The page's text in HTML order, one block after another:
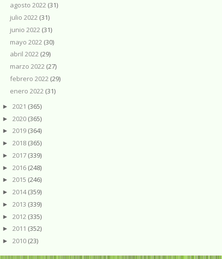
agosto 2022 (31)
julio 2022 (31)
junio 2022 (31)
mayo 2022 (30)
abril 2022 (29)
marzo 2022 (27)
febrero 2022 (29)
enero 2022 (31)
► 2021 (365)
► 2020 (365)
► 2019 (364)
► 2018 (365)
► 2017 (339)
► 2016 (248)
► 2015 (246)
► 2014(359)
► 2013 (339)
► 2012 (335)
► 2011 (352)
► 2010 (23)